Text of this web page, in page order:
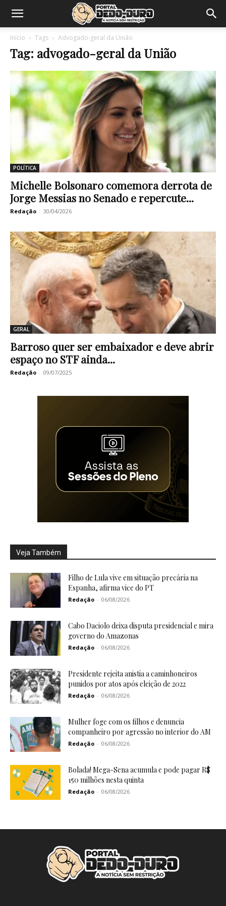
Início Tags Advogado-geral da União
Tag: advogado-geral da União
POLÍTICA
Michelle Bolsonaro comemora derrota de
Jorge Messias no Senado e repercute...
Redação - 30/04/2026
GERAL
Barroso quer ser embaixador e deve abrir
espaço no STF ainda...
Redação - 09/07/2025
Veja Também
Filho de Lula vive em situação precária na
Espanha, afirma vice do PT
Redação - 06/08/2026
Cabo Daciolo deixa disputa presidencial e mira
governo do Amazonas
Redação - 06/08/2026
Presidente rejeita anistia a caminhoneiros
punidos por atos após eleição de 2022
Redação - 06/08/2026
Mulher foge com os filhos e denuncia
companheiro por agressão no interior do AM
Redação - 06/08/2026
Bolada! Mega-Sena acumula e pode pagar R$
150 milhões nesta quinta
Redação - 06/08/2026